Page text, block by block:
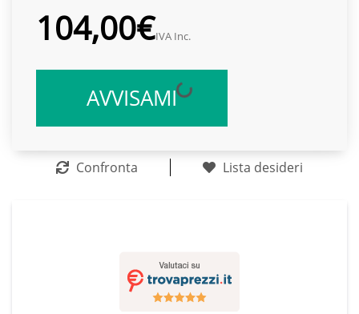
104,00€IVA Inc.
AVVISAMI
Confronta Lista desideri